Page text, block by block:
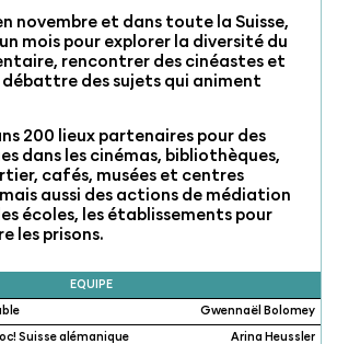
novembre et dans toute la Suisse,
mois pour explorer la diversité du
rencontrer des cinéastes et
débattre des sujets qui animent
200 lieux partenaires pour des
dans les cinémas, bibliothèques,
cafés, musées et centres
aussi des actions de médiation
écoles, les établissements pour
les prisons.
EQUIPE
Gwennaël Bolomey
Suisse alémanique Arina Heussler